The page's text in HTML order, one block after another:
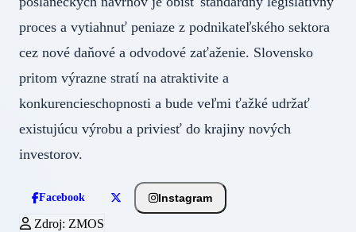
proces a vytiahnuť peniaze z podnikateľského sektora
cez nové daňové a odvodové zaťaženie. Slovensko
pritom výrazne stratí na atraktivite a
konkurencieschopnosti a bude veľmi ťažké udržať
existujúcu výrobu a priviesť do krajiny nových
investorov.
Facebook Instagram
Zdroj: ZMOS